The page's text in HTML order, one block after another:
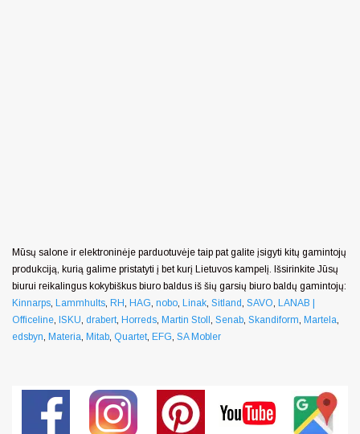
Mūsų salone ir elektroninėje parduotuvėje taip pat galite įsigyti kitų gamintojų
produkciją, kurią galime pristatyti į bet kurį Lietuvos kampelį. Išsirinkite Jūsų
biurui reikalingus kokybiškus biuro baldus iš šių garsių biuro baldų gamintojų:
Kinnarps, Lammhults, RH, HAG, nobo, Linak, Sitland, SAVO, LANAB |
Officeline, ISKU, drabert, Horreds, Martin Stoll , Senab, Skandiform, Martela,
edsbyn, Materia, Mitab, Quartet, EFG, SA Mobler